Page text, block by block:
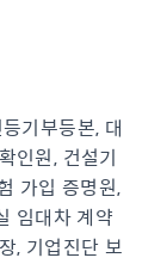
기부등본, 대
인원, 건설기
가입 증명원,
임대차 계약
, 기업진단 보